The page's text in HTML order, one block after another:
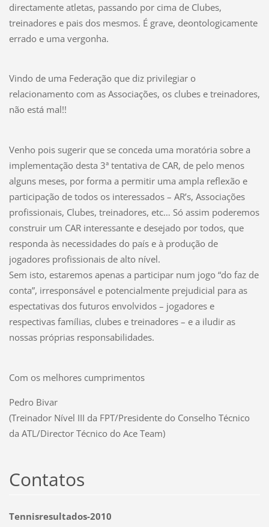
directamente atletas, passando por cima de Clubes,
treinadores e pais dos mesmos. É grave, deontologicamente
errado e uma vergonha.
Vindo de uma Federação que diz privilegiar o
relacionamento com as Associações, os clubes e treinadores,
não está mal!!
Venho pois sugerir que se conceda uma moratória sobre a
implementação desta 3ª tentativa de CAR, de pelo menos
alguns meses, por forma a permitir uma ampla reflexão e
participação de todos os interessados – AR’s, Associações
profissionais, Clubes, treinadores, etc… Só assim poderemos
construir um CAR interessante e desejado por todos, que
responda às necessidades do país e à produção de
jogadores profissionais de alto nível.
Sem isto, estaremos apenas a participar num jogo “do faz de
conta”, irresponsável e potencialmente prejudicial para as
espectativas dos futuros envolvidos – jogadores e
respectivas famílias, clubes e treinadores – e a iludir as
nossas próprias responsabilidades.
Com os melhores cumprimentos
Pedro Bivar
(Treinador Nível III da FPT/Presidente do Conselho Técnico
da ATL/Director Técnico do Ace Team)
Contatos
Tennisresultados-2010